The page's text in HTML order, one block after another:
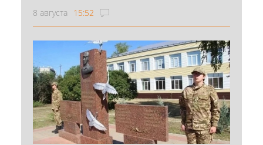
8 августа 15:52